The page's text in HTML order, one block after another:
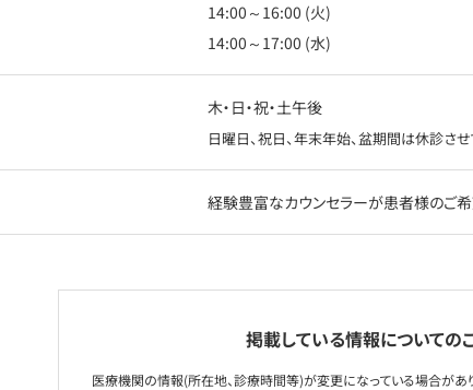
14:00～16:00 (火)
14:00～17:00 (水)
木・日・祝・土午後
日曜日、祝日、年末年始、盆期間は休診さ
経験豊富なカウンセラーが患者様のご
掲載している情報についての
医療機関の情報(所在地、診療時間等)が変更になっている場合があ